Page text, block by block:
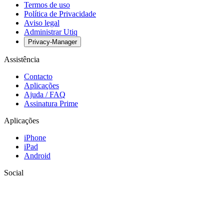
Termos de uso
Política de Privacidade
Aviso legal
Administrar Utiq
Privacy-Manager
Assistência
Contacto
Aplicações
Ajuda / FAQ
Assinatura Prime
Aplicações
iPhone
iPad
Android
Social